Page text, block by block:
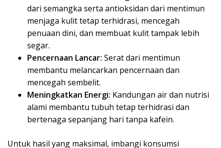
dari semangka serta antioksidan dari mentimun
menjaga kulit tetap terhidrasi, mencegah
penuaan dini, dan membuat kulit tampak lebih
segar.
Pencernaan Lancar: Serat dari mentimun
membantu melancarkan pencernaan dan
mencegah sembelit.
Meningkatkan Energi: Kandungan air dan nutrisi
alami membantu tubuh tetap terhidrasi dan
bertenaga sepanjang hari tanpa kafein.
Untuk hasil yang maksimal, imbangi konsumsi